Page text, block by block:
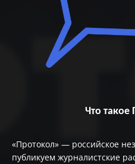
Что такое
«Протокол» — российское
публикуем журналистские